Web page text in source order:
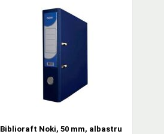
Biblioraft Noki, 50 mm, albastru